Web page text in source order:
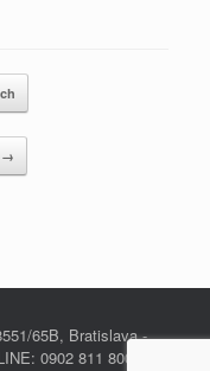
→
65B, Bratislava -
0902 811 800 |